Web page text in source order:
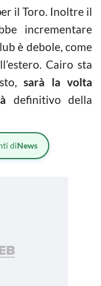
il Toro. Inoltre il
incrementare
è debole, come
Cairo sta
sarà la volta
definitivo della
diNews